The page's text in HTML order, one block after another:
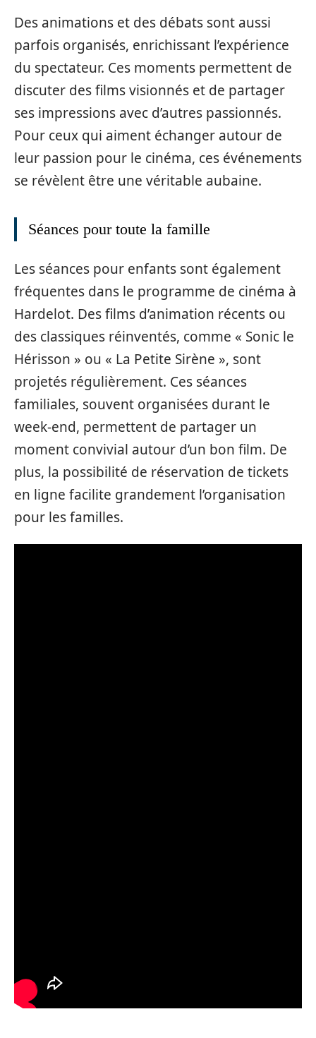
Des animations et des débats sont aussi
parfois organisés, enrichissant l’expérience
du spectateur. Ces moments permettent de
discuter des films visionnés et de partager
ses impressions avec d’autres passionnés.
Pour ceux qui aiment échanger autour de
leur passion pour le cinéma, ces événements
se révèlent être une véritable aubaine.
Séances pour toute la famille
Les séances pour enfants sont également
fréquentes dans le programme de cinéma à
Hardelot. Des films d’animation récents ou
des classiques réinventés, comme « Sonic le
Hérisson » ou « La Petite Sirène », sont
projetés régulièrement. Ces séances
familiales, souvent organisées durant le
week-end, permettent de partager un
moment convivial autour d’un bon film. De
plus, la possibilité de réservation de tickets
en ligne facilite grandement l’organisation
pour les familles.